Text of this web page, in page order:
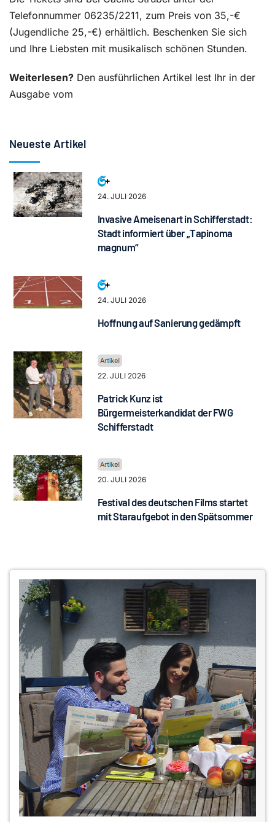
Telefonnummer 06235/2211, zum Preis von 35,-€
(Jugendliche 25,-€) erhältlich. Beschenken Sie sich
und Ihre Liebsten mit musikalisch schönen Stunden.
Weiterlesen? Den ausführlichen Artikel lest Ihr in der
Ausgabe vom
Neueste Artikel
24. JULI 2026
Invasive Ameisenart in Schifferstadt:
Stadt informiert über „Tapinoma
magnum“
24. JULI 2026
Hoffnung auf Sanierung gedämpft
22. JULI 2026
Patrick Kunz ist
Bürgermeisterkandidat der FWG
Schifferstadt
20. JULI 2026
Festival des deutschen Films startet
mit Staraufgebot in den Spätsommer